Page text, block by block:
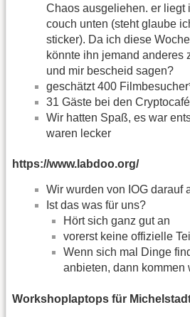
Chaos ausgeliehen. er liegt
couch unten (steht glaube
sticker). Da ich diese
könnte ihn jemand anderes
und mir bescheid sagen?
geschätzt 400
31 Gäste bei den
Wir hatten Spaß, es war
waren lecker
https://www.labdoo.org/
Wir wurden von IOG darauf
Ist das was für uns?
Hört sich ganz gut an
vorerst keine offizielle
Wenn sich mal Dinge
anbieten, dann kommen
Workshoplaptops für